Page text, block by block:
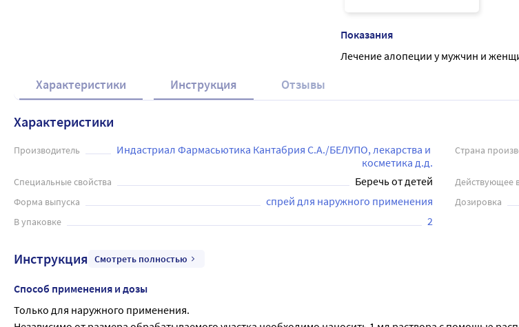
Показания
Лечение алопеции у мужчин и
Характеристики Инструкция Отзывы
Характеристики
Производитель
Индастриал Фармасьютика Кантабрия С.А./БЕЛУПО, лекарства и
косметика д.д.
Страна
Специальные свойства Беречь от детей Действующее
Форма выпуска спрей для наружного применения Дозировка
В упаковке 2
Инструкция Смотреть полностью
Способ применения и дозы
Только для наружного применения.